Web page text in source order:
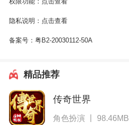
隐私说明： 点击查看
备案号： 粤B2-20030112-50A
精品推荐
传奇世界
角色扮演 丨 98.46MB